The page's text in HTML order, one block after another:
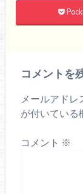
コメントを
メールアドレ
が付いている
コメント ※